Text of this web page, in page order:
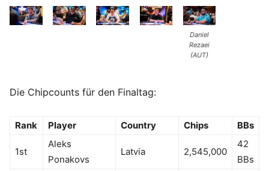
Daniel
Rezaei
(AUT)
Die Chipcounts für den Finaltag:
Rank Player Country Chips BBs
1st
Aleks
Ponakovs
Latvia 2,545,000
42
BBs